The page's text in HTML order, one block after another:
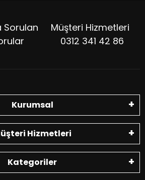
Sorulan
Müşteri Hizmetleri
0312 341 42 86
Kurumsal
Hizmetleri
Kategoriler